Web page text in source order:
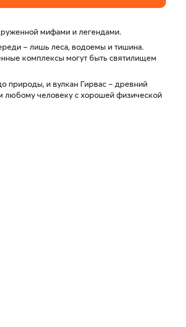
мифами и легендами.
– лишь леса, водоемы и тишина.
комплексы могут быть святилищем
природы, и вулкан Гирвас – древний
любому человеку с хорошей физической